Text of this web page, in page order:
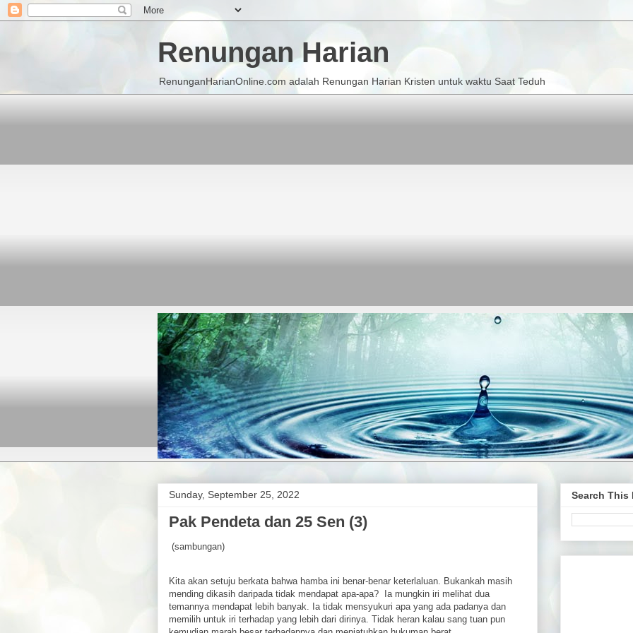
Renungan Harian
RenunganHarianOnline.com adalah Renungan Harian Kristen untuk waktu Saat Teduh
Sunday, September 25, 2022
Pak Pendeta dan 25 Sen (3)
(sambungan)
Kita akan setuju berkata bahwa hamba ini benar-benar keterlaluan. Bukankah masih
mending dikasih daripada tidak mendapat apa-apa? Ia mungkin iri melihat dua
temannya mendapat lebih banyak. Ia tidak mensyukuri apa yang ada padanya dan
memilih untuk iri terhadap yang lebih dari dirinya. Tidak heran kalau sang tuan pun
Search This